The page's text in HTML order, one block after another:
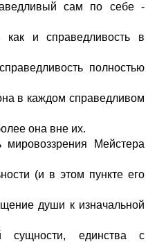
сам по себе -
как и справедливость в
полностью
в каждом справедливом
она вне их.
мировоззрения Мейстера
(и в этом пункте его
души к изначальной
сущности, единства с